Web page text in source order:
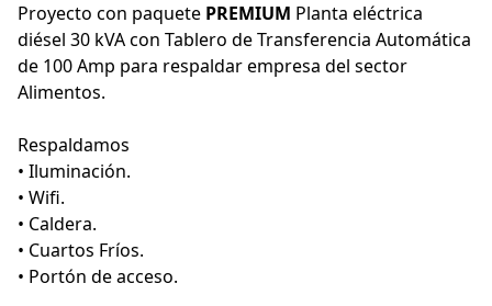
Proyecto con paquete PREMIUM Planta eléctrica
diésel 30 kVA con Tablero de Transferencia Automática
de 100 Amp para respaldar empresa del sector
Alimentos.
Respaldamos
• Iluminación.
• Wifi.
• Caldera.
• Cuartos Fríos.
• Portón de acceso.